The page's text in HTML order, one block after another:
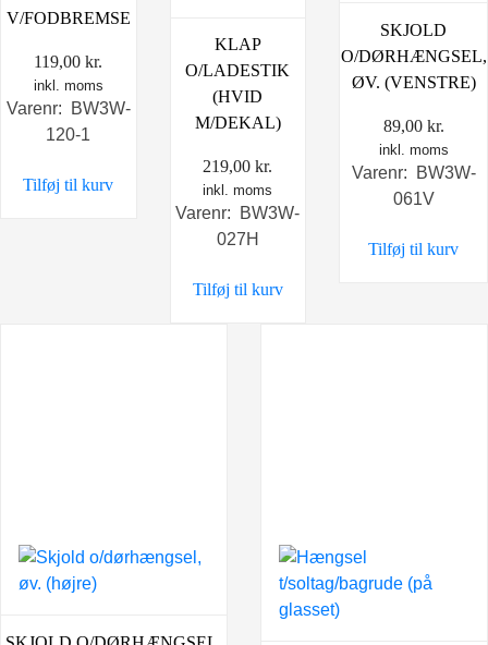
V/FODBREMSE
119,00kr.
inkl. moms
Varenr: BW3W-
120-1
Tilføj til kurv
KLAP
O/LADESTIK
(HVID
M/DEKAL)
219,00kr.
inkl. moms
Varenr: BW3W-
027H
Tilføj til kurv
SKJOLD
O/DØRHÆNGSEL,
ØV. (VENSTRE)
89,00 kr.
inkl. moms
Varenr: BW3W-
061V
Tilføj til kurv